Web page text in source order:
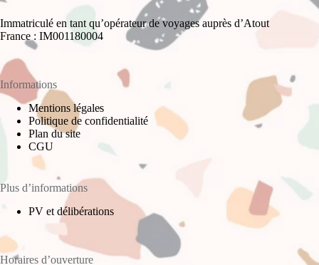
Immatriculé en tant qu’opérateur de voyages auprès d’Atout
France : IM001180004
Informations
Mentions légales
Politique de confidentialité
Plan du site
CGU
Plus d’informations
PV et délibérations
Horaires d’ouverture